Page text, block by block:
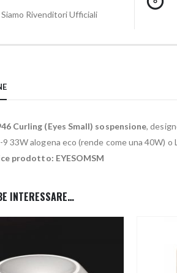
Siamo Rivenditori Ufficiali
Curling (Eyes Small) sospensione,
9 33W alogena eco (rende come una 40W)
prodotto: EYESOMSM
INTERESSARE…